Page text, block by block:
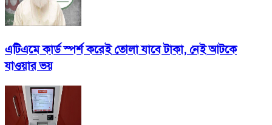
এটিএমে কার্ড স্পর্শ করেই তোলা যাবে টাকা, নেই আটকে
যাওয়ার ভয়